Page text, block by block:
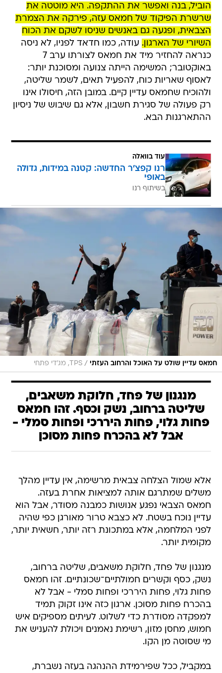
הוביל, בנה ואפשר את ההתקפה. היא מוטטה את
שרשרת הפיקוד של חמאס עזה, פירקה את הצמרת
הצבאית, ופגעה גם באנשים שניסו לשקם את הכוח
השיורי של הארגון. עודה, כמו חדאד לפניו, לא ניסה
כנראה להחזיר מיד את חמאס לצורתו ערב 7
באוקטובר; המשימה הייתה צנועה ומסוכנת יותר:
לאסוף שאריות כוח, להפעיל תאים, לשמר שליטה,
ולהוכיח שחמאס עדיין קיים. במובן הזה, חיסולו אינו
רק פעולה של סגירת חשבון, אלא גם שיבוש של ניסיון
ההתארגנות הבא.
עוד בוואלה
רנו קפצ'ר החדשה: קטנה במידות, גדולה
באופי
בשיתוף רנו
חמאס עדיין שולט על האוכל והרחוב העזתי / TPS, מג'די פתחי
מנגנון של פחד, חלוקת משאבים,
שליטה ברחוב, נשק וכסף. זהו חמאס
פחות גלוי, פחות היררכי ופחות סמלי -
אבל לא בהכרח פחות מסוכן
אלא שמול הצלחה צבאית מרשימה, אין עדיין מהלך
משלים שמתרגם אותה למציאות אחרת בעזה.
חמאס הצבאי נפגע אנושות כמבנה מסודר, אבל הוא
עדיין נוכח בשטח. לא כצבא טרור מאורגן כפי שהיה
לפני המלחמה, אלא במתכונת רזה יותר, חשאית יותר,
מקומית יותר.
מנגנון של פחד, חלוקת משאבים, שליטה ברחוב,
נשק, כסף וקשרים חמולתיים־שכונתיים. זהו חמאס
פחות גלוי, פחות היררכי ופחות סמלי - אבל לא
בהכרח פחות מסוכן. ארגון כזה אינו זקוק תמיד
למפקדה מסודרת כדי לשלוט. לעיתים מספיקים איש
חמוש, מחסן מזון, רשימת נאמנים ויכולת להעניש את
מי שסוטה מן הקו.
במקביל, ככל שפירמידת ההנהגה בעזה נשברת,